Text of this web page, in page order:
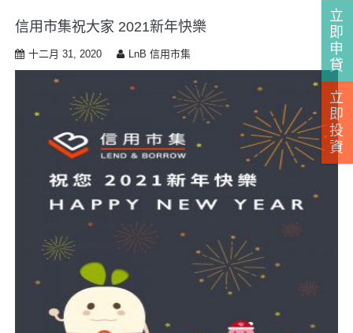
信用市集祝大家 2021新年快樂
十二月 31, 2020 LnB 信用市集
立
即
申
貸
立
即
投
資